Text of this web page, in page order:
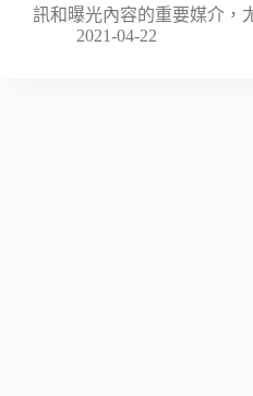
訊和曝光內容的重要媒介，
2021-04-22